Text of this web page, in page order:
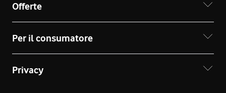
Offerte
Per il consumatore
Privacy